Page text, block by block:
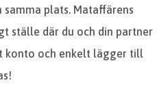
plats. Mataffärens
ställe där du och din partner
konto och enkelt lägger till